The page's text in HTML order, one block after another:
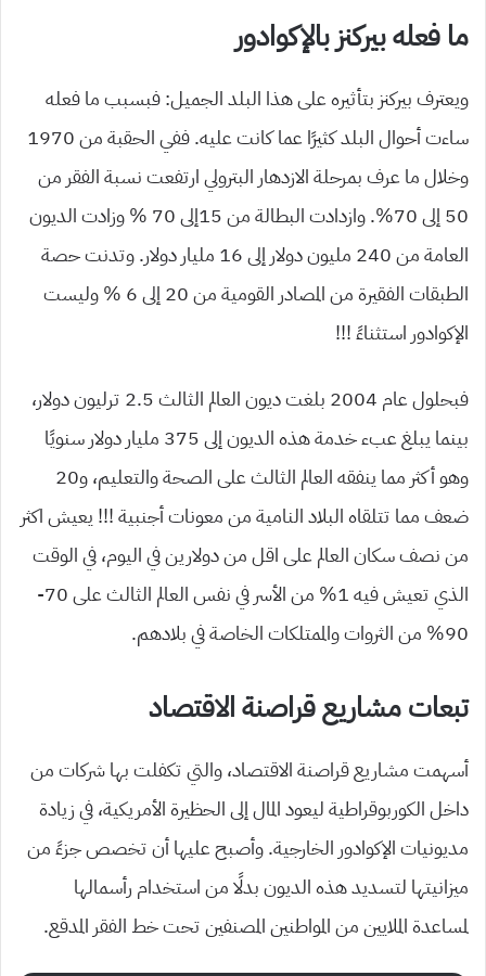
ما فعله بيركنز بالإكوادور
ويعترف بيركنز بتأثيره على هذا البلد الجميل: فبسبب ما فعله
ساءت أحوال البلد كثيرًا عما كانت عليه. ففي الحقبة من 1970
وخلال ما عرف بمرحلة الازدهار البترولي ارتفعت نسبة الفقر من
50 إلى 70%. وازدادت البطالة من 15إلى 70 % وزادت الديون
العامة من 240 مليون دولار إلى 16 مليار دولار. وتدنت حصة
الطبقات الفقيرة من المصادر القومية من 20 إلى 6 % وليست
الإكوادور استثناءً !!!
فبحلول عام 2004 بلغت ديون العالم الثالث 2.5 ترليون دولار،
بينما يبلغ عبء خدمة هذه الديون إلى 375 مليار دولار سنويًا
وهو أكثر مما ينفقه العالم الثالث على الصحة والتعليم، و20
ضعف مما تتلقاه البلاد النامية من معونات أجنبية !!! يعيش اكثر
من نصف سكان العالم على اقل من دولارين في اليوم، في الوقت
الذي تعيش فيه 1% من الأسر في نفس العالم الثالث على 70-
90% من الثروات والممتلكات الخاصة في بلادهم.
تبعات مشاريع قراصنة الاقتصاد
أسهمت مشاريع قراصنة الاقتصاد، والتي تكفلت بها شركات من
داخل الكوربوقراطية ليعود المال إلى الحظيرة الأمريكية، في زيادة
مديونيات الإكوادور الخارجية. وأصبح عليها أن تخصص جزءً من
ميزانيتها لتسديد هذه الديون بدلًا من استخدام رأسمالها
لمساعدة الملايين من المواطنين المصنفين تحت خط الفقر المدقع.